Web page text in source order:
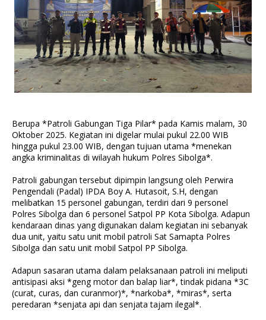
Berupa *Patroli Gabungan Tiga Pilar* pada Kamis malam, 30
Oktober 2025. Kegiatan ini digelar mulai pukul 22.00 WIB
hingga pukul 23.00 WIB, dengan tujuan utama *menekan
angka kriminalitas di wilayah hukum Polres Sibolga*.
Patroli gabungan tersebut dipimpin langsung oleh Perwira
Pengendali (Padal) IPDA Boy A. Hutasoit, S.H, dengan
melibatkan 15 personel gabungan, terdiri dari 9 personel
Polres Sibolga dan 6 personel Satpol PP Kota Sibolga. Adapun
kendaraan dinas yang digunakan dalam kegiatan ini sebanyak
dua unit, yaitu satu unit mobil patroli Sat Samapta Polres
Sibolga dan satu unit mobil Satpol PP Sibolga.
Adapun sasaran utama dalam pelaksanaan patroli ini meliputi
antisipasi aksi *geng motor dan balap liar*, tindak pidana *3C
(curat, curas, dan curanmor)*, *narkoba*, *miras*, serta
peredaran *senjata api dan senjata tajam ilegal*.